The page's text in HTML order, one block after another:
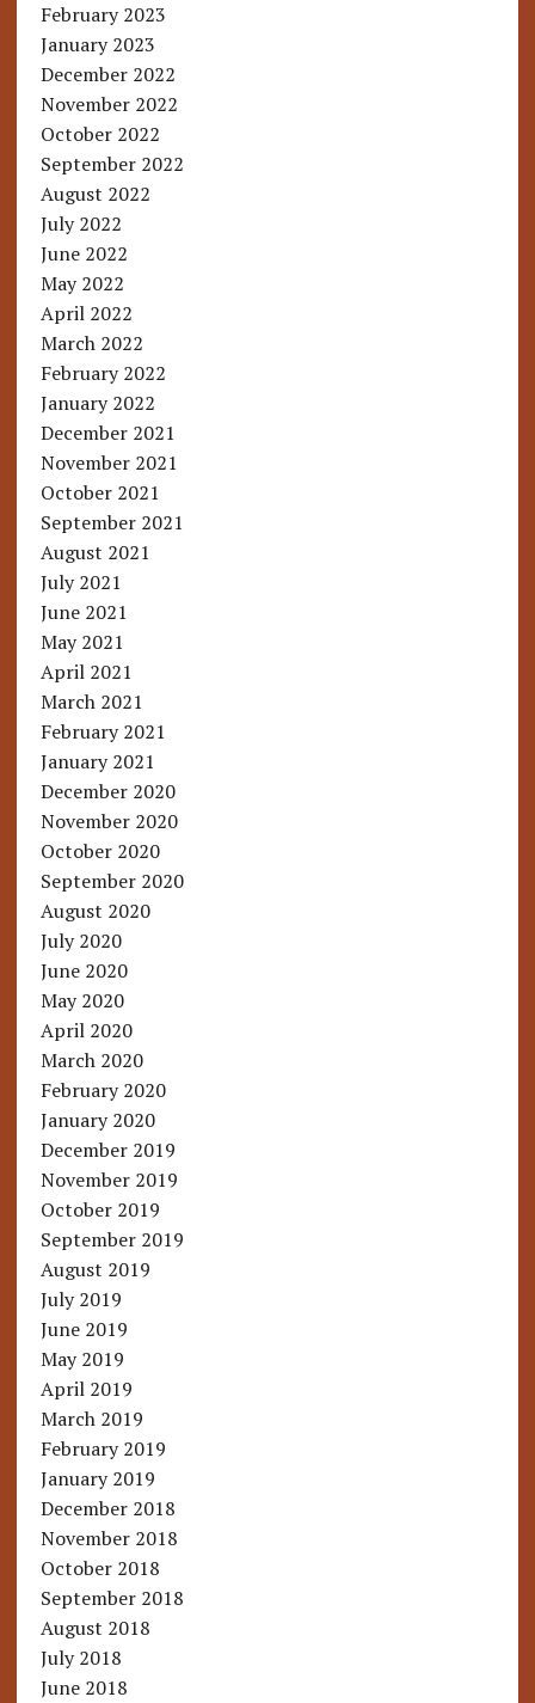
February 2023
January 2023
December 2022
November 2022
October 2022
September 2022
August 2022
July 2022
June 2022
May 2022
April 2022
March 2022
February 2022
January 2022
December 2021
November 2021
October 2021
September 2021
August 2021
July 2021
June 2021
May 2021
April 2021
March 2021
February 2021
January 2021
December 2020
November 2020
October 2020
September 2020
August 2020
July 2020
June 2020
May 2020
April 2020
March 2020
February 2020
January 2020
December 2019
November 2019
October 2019
September 2019
August 2019
July 2019
June 2019
May 2019
April 2019
March 2019
February 2019
January 2019
December 2018
November 2018
October 2018
September 2018
August 2018
July 2018
June 2018